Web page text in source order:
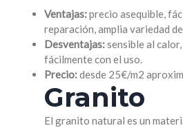
Ventajas:precio asequible,
reparación, amplia variedad
Desventajas:sensible al
fácilmente con el uso.
Precio:desde 25€/m2
Granito
El granito natural es un